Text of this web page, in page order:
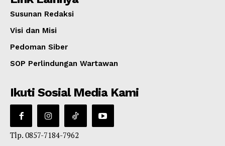
Susunan Redaksi
Visi dan Misi
Pedoman Siber
SOP Perlindungan Wartawan
Ikuti Sosial Media Kami
Tlp. 0857-7184-7962